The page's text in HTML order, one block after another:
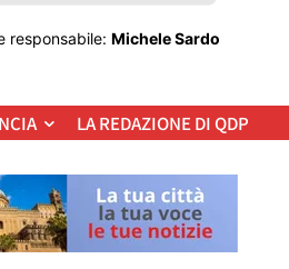
responsabile: Michele Sardo
LA REDAZIONE DI QDP